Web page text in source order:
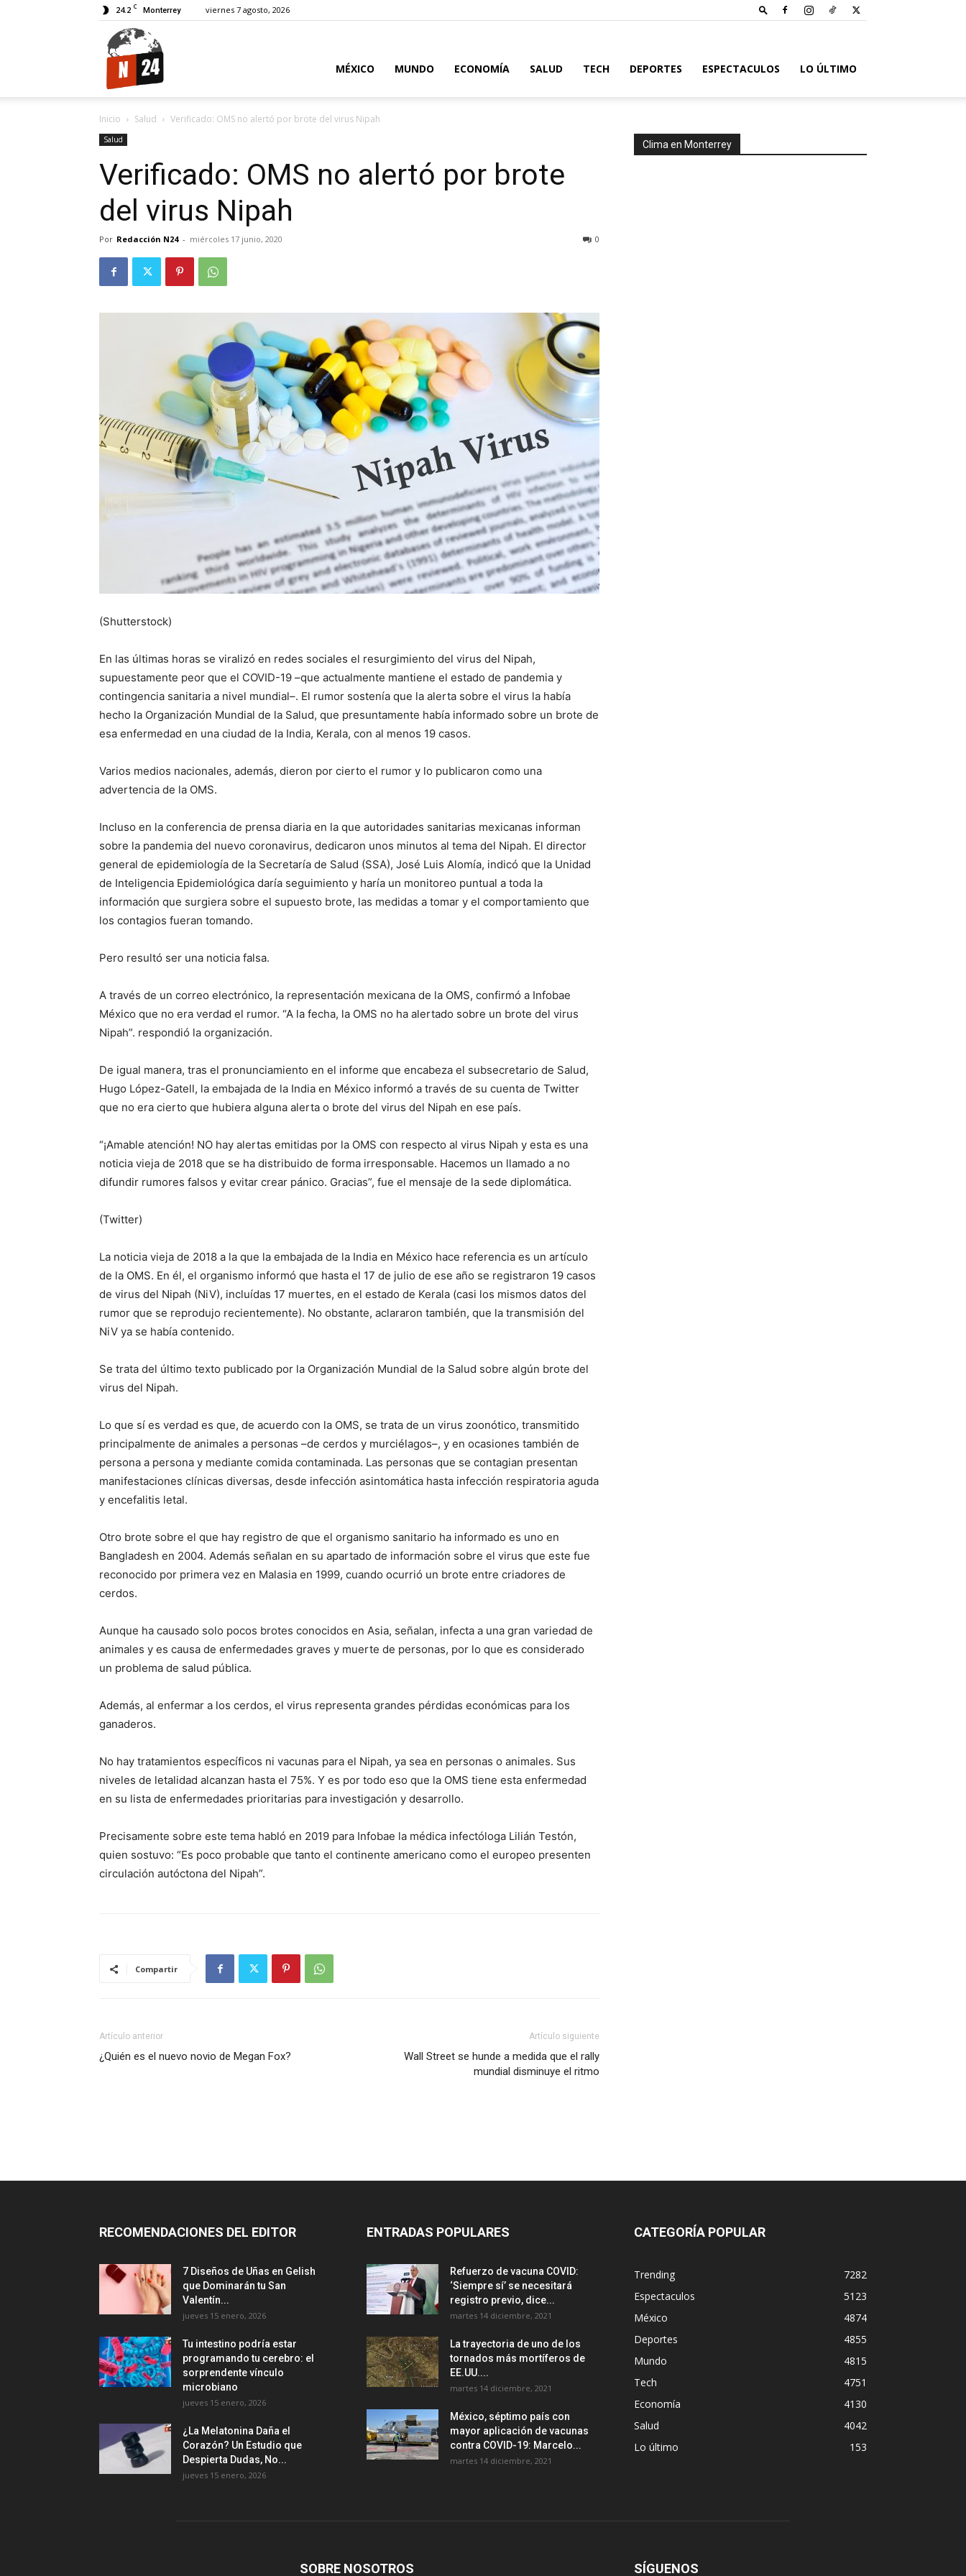
24.2 C Monterrey viernes 7 agosto, 2026
MÉXICO MUNDO ECONOMÍA SALUD TECH DEPORTES ESPECTACULOS LO ÚLTIMO
Inicio Salud Verificado: OMS no alertó por brote del virus Nipah
Salud
Verificado: OMS no alertó por brote
del virus Nipah
Por Redacción N24 - miércoles 17 junio, 2020 0
(Shutterstock)
En las últimas horas se viralizó en redes sociales el resurgimiento del virus del Nipah,
supuestamente peor que el COVID-19 –que actualmente mantiene el estado de pandemia y
contingencia sanitaria a nivel mundial–. El rumor sostenía que la alerta sobre el virus la había
hecho la Organización Mundial de la Salud, que presuntamente había informado sobre un brote de
esa enfermedad en una ciudad de la India, Kerala, con al menos 19 casos.
Varios medios nacionales, además, dieron por cierto el rumor y lo publicaron como una
advertencia de la OMS.
Incluso en la conferencia de prensa diaria en la que autoridades sanitarias mexicanas informan
sobre la pandemia del nuevo coronavirus, dedicaron unos minutos al tema del Nipah. El director
general de epidemiología de la Secretaría de Salud (SSA), José Luis Alomía, indicó que la Unidad
de Inteligencia Epidemiológica daría seguimiento y haría un monitoreo puntual a toda la
información que surgiera sobre el supuesto brote, las medidas a tomar y el comportamiento que
los contagios fueran tomando.
Pero resultó ser una noticia falsa.
A través de un correo electrónico, la representación mexicana de la OMS, confirmó a Infobae
México que no era verdad el rumor. “A la fecha, la OMS no ha alertado sobre un brote del virus
Nipah”. respondió la organización.
De igual manera, tras el pronunciamiento en el informe que encabeza el subsecretario de Salud,
Hugo López-Gatell, la embajada de la India en México informó a través de su cuenta de Twitter
que no era cierto que hubiera alguna alerta o brote del virus del Nipah en ese país.
“¡Amable atención! NO hay alertas emitidas por la OMS con respecto al virus Nipah y esta es una
noticia vieja de 2018 que se ha distribuido de forma irresponsable. Hacemos un llamado a no
difundir rumores falsos y evitar crear pánico. Gracias”, fue el mensaje de la sede diplomática.
(Twitter)
La noticia vieja de 2018 a la que la embajada de la India en México hace referencia es un artículo
de la OMS. En él, el organismo informó que hasta el 17 de julio de ese año se registraron 19 casos
de virus del Nipah (NiV), incluídas 17 muertes, en el estado de Kerala (casi los mismos datos del
rumor que se reprodujo recientemente). No obstante, aclararon también, que la transmisión del
NiV ya se había contenido.
Se trata del último texto publicado por la Organización Mundial de la Salud sobre algún brote del
virus del Nipah.
Lo que sí es verdad es que, de acuerdo con la OMS, se trata de un virus zoonótico, transmitido
principalmente de animales a personas –de cerdos y murciélagos–, y en ocasiones también de
persona a persona y mediante comida contaminada. Las personas que se contagian presentan
manifestaciones clínicas diversas, desde infección asintomática hasta infección respiratoria aguda
y encefalitis letal.
Otro brote sobre el que hay registro de que el organismo sanitario ha informado es uno en
Bangladesh en 2004. Además señalan en su apartado de información sobre el virus que este fue
reconocido por primera vez en Malasia en 1999, cuando ocurrió un brote entre criadores de
cerdos.
Aunque ha causado solo pocos brotes conocidos en Asia, señalan, infecta a una gran variedad de
animales y es causa de enfermedades graves y muerte de personas, por lo que es considerado
un problema de salud pública.
Además, al enfermar a los cerdos, el virus representa grandes pérdidas económicas para los
ganaderos.
No hay tratamientos específicos ni vacunas para el Nipah, ya sea en personas o animales. Sus
niveles de letalidad alcanzan hasta el 75%. Y es por todo eso que la OMS tiene esta enfermedad
en su lista de enfermedades prioritarias para investigación y desarrollo.
Precisamente sobre este tema habló en 2019 para Infobae la médica infectóloga Lilián Testón,
quien sostuvo: “Es poco probable que tanto el continente americano como el europeo presenten
circulación autóctona del Nipah”.
Compartir
Artículo anterior
¿Quién es el nuevo novio de Megan Fox?
Artículo siguiente
Wall Street se hunde a medida que el rally
mundial disminuye el ritmo
Clima en Monterrey
RECOMENDACIONES DEL EDITOR
7 Diseños de Uñas en Gelish
que Dominarán tu San
Valentín...
jueves 15 enero, 2026
Tu intestino podría estar
programando tu cerebro: el
sorprendente vínculo
microbiano
jueves 15 enero, 2026
¿La Melatonina Daña el
Corazón? Un Estudio que
Despierta Dudas, No...
jueves 15 enero, 2026
ENTRADAS POPULARES
Refuerzo de vacuna COVID:
‘Siempre sí’ se necesitará
registro previo, dice...
martes 14 diciembre, 2021
La trayectoria de uno de los
tornados más mortíferos de
EE.UU....
martes 14 diciembre, 2021
México, séptimo país con
mayor aplicación de vacunas
contra COVID-19: Marcelo...
martes 14 diciembre, 2021
CATEGORÍA POPULAR
Trending
7282
Espectaculos
5123
México
4874
Deportes
4855
Mundo
4815
Tech
4751
Economía
4130
Salud
4042
Lo último
153
SOBRE NOSOTROS SÍGUENOS